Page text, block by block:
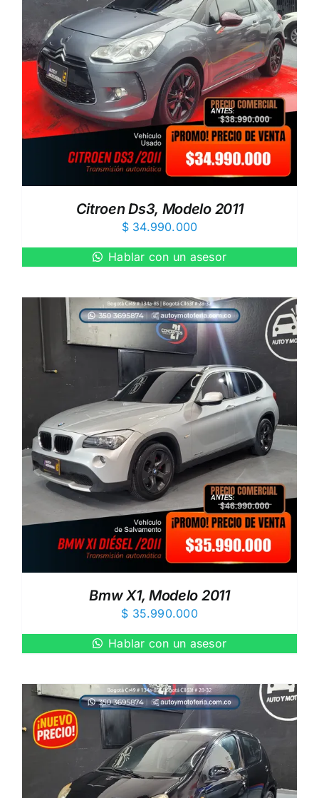
Citroen Ds3, Modelo 2011
$34.990.000
Hablar con un asesor
Bmw X1, Modelo 2011
$ 35.990.000
Hablar con un asesor